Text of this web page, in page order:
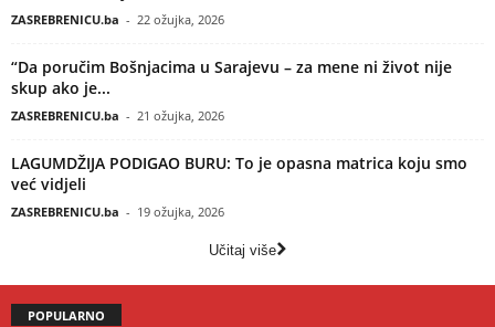
ZASREBRENICU.ba - 22 ožujka, 2026
“Da poručim Bošnjacima u Sarajevu – za mene ni život nije
skup ako je...
ZASREBRENICU.ba - 21 ožujka, 2026
LAGUMDŽIJA PODIGAO BURU: To je opasna matrica koju smo
već vidjeli
ZASREBRENICU.ba - 19 ožujka, 2026
Učitaj više
POPULARNO